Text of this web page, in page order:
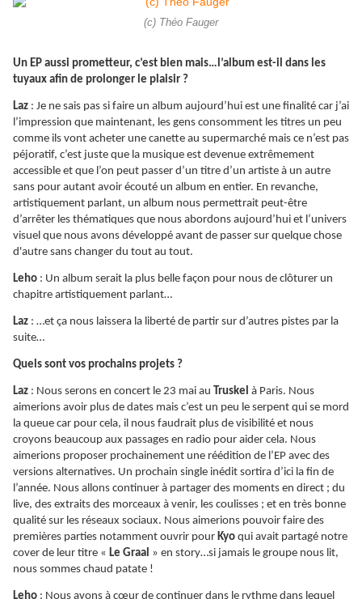
(c) Théo Fauger
Un EP aussi prometteur, c’est bien mais…l’album est-il dans les
tuyaux afin de prolonger le plaisir ?
Laz : Je ne sais pas si faire un album aujourd’hui est une finalité car j’ai
l’impression que maintenant, les gens consomment les titres un peu
comme ils vont acheter une canette au supermarché mais ce n’est pas
péjoratif, c’est juste que la musique est devenue extrêmement
accessible et que l’on peut passer d’un titre d’un artiste à un autre
sans pour autant avoir écouté un album en entier. En revanche,
artistiquement parlant, un album nous permettrait peut-être
d’arrêter les thématiques que nous abordons aujourd’hui et l’univers
visuel que nous avons développé avant de passer sur quelque chose
d'autre sans changer du tout au tout.
Leho : Un album serait la plus belle façon pour nous de clôturer un
chapitre artistiquement parlant…
Laz : …et ça nous laissera la liberté de partir sur d’autres pistes par la
suite…
Quels sont vos prochains projets ?
Laz : Nous serons en concert le 23 mai au Truskel à Paris. Nous
aimerions avoir plus de dates mais c’est un peu le serpent qui se mord
la queue car pour cela, il nous faudrait plus de visibilité et nous
croyons beaucoup aux passages en radio pour aider cela. Nous
aimerions proposer prochainement une réédition de l’EP avec des
versions alternatives. Un prochain single inédit sortira d’ici la fin de
l’année. Nous allons continuer à partager des moments en direct ; du
live, des extraits des morceaux à venir, les coulisses ; et en très bonne
qualité sur les réseaux sociaux. Nous aimerions pouvoir faire des
premières parties notamment ouvrir pour Kyo qui avait partagé notre
cover de leur titre « Le Graal » en story…si jamais le groupe nous lit,
nous sommes chaud patate !
Leho : Nous avons à cœur de continuer dans le rythme dans lequel